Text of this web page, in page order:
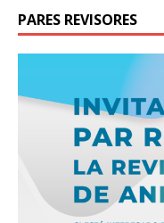
PARES REVISORES